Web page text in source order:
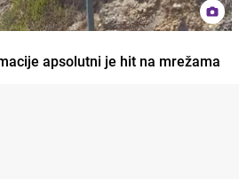
apsolutni je hit na mrežama